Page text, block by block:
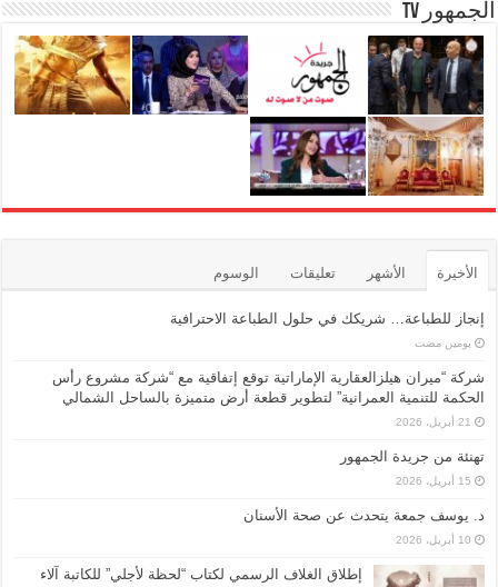
الجمهور TV
الأخيرة الأشهر تعليقات الوسوم
إنجاز للطباعة… شريكك في حلول الطباعة الاحترافية
‏يومين مضت
شركة “ميران هيلزالعقارية الإماراتية توقع إتفاقية مع “شركة مشروع رأس
الحكمة للتنمية العمرانية” لتطوير قطعة أرض متميزة بالساحل الشمالي
21 أبريل، 2026
تهنئة من جريدة الجمهور
15 أبريل، 2026
د. يوسف جمعة يتحدث عن صحة الأسنان
10 أبريل، 2026
إطلاق الغلاف الرسمي لكتاب “لحظة لأجلي” للكاتبة آلاء